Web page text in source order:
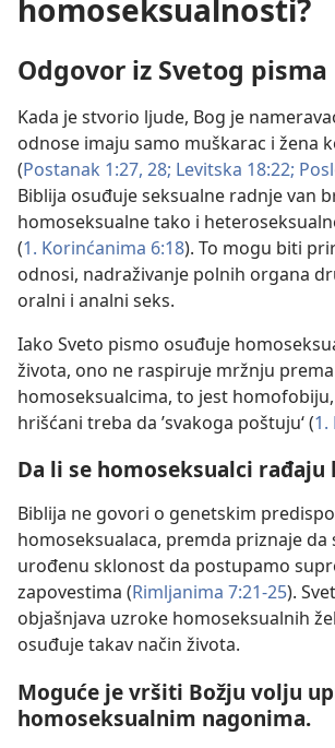
homoseksualnosti?
Odgovor iz Svetog pisma
Kada je stvorio ljude, Bog je
odnose imaju samo muškarac i žena
(Postanak 1:27, 28; Levitska 18:22;
Biblija osuđuje seksualne radnje van
homoseksualne tako i
(1. Korinćanima 6:18). To mogu biti
odnosi, nadraživanje polnih organa
oralni i analni seks.
Iako Sveto pismo osuđuje
života, ono ne raspiruje mržnju prema
homoseksualcima, to jest homofobiju,
hrišćani treba da ’svakoga poštuju‘ (1.
Da li se homoseksualci rađaju
Biblija ne govori o genetskim
homoseksualaca, premda priznaje da
urođenu sklonost da postupamo
zapovestima (Rimljanima 7:21-25).
objašnjava uzroke homoseksualnih
osuđuje takav način života.
Moguće je vršiti Božju volju
homoseksualnim nagonima.